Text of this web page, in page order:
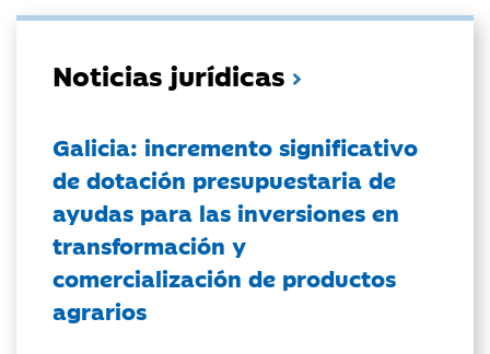
Noticias jurídicas
Galicia: incremento significativo
de dotación presupuestaria de
ayudas para las inversiones en
transformación y
comercialización de productos
agrarios